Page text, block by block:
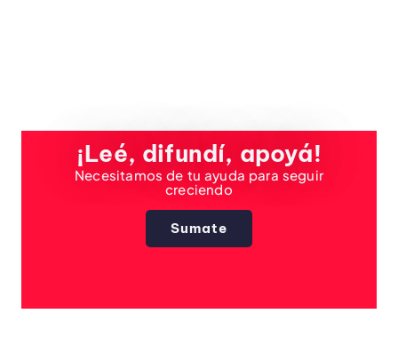
¡Leé, difundí, apoyá!
Necesitamos de tu ayuda para seguir
creciendo
Sumate